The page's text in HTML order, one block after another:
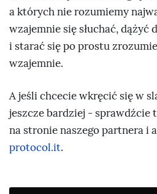
a których nie rozumiemy
wzajemnie się słuchać, dążyć
i starać się po prostu
wzajemnie.
A jeśli chcecie wkręcić się w
jeszcze bardziej - sprawdźcie
na stronie naszego partnera i
protocol.it.